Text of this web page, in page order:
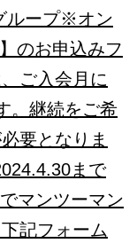
ループ※オン
のお申込みフ
ご入会月に
。継続をご希
要となりま
まで
マンツーマン
記フォーム